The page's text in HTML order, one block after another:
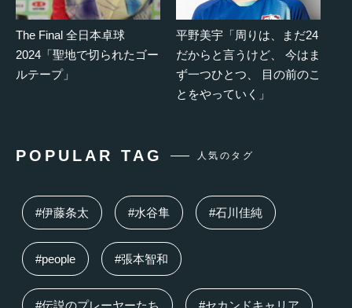
The Final 全日本卓球
2024「聖地で切られたゴー
ルテープ」
平野美宇「周りは、まだ24
だからと言うけど、 今はま
ず一つひとつ、 目の前のこ
とをやっていく」
POPULAR TAG 人気のタグ
#伊藤条太 #水谷隼 #石川佳純
#people #張本智和
#伝説のプレーヤーたち #セカンドキャリア